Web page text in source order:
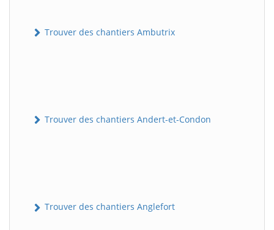
Trouver des chantiers Ambutrix
Trouver des chantiers Andert-et-Condon
Trouver des chantiers Anglefort